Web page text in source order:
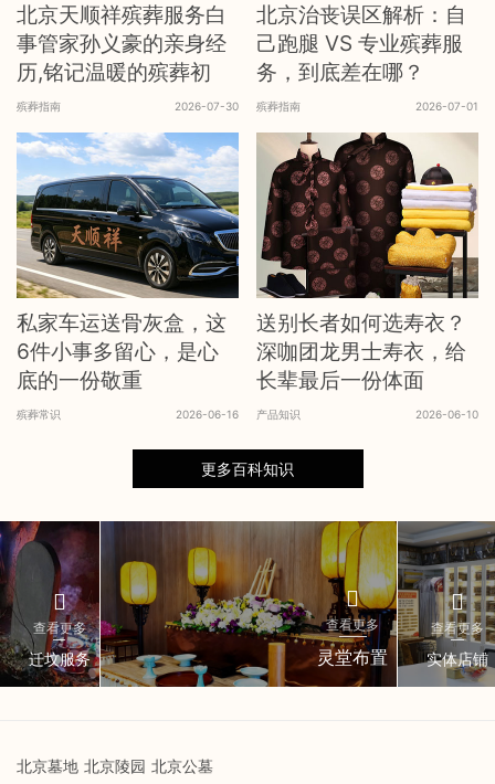
北京天顺祥殡葬服务白
事管家孙义豪的亲身经
历,铭记温暖的殡葬初
殡葬指南 2026-07-30
北京治丧误区解析：自
己跑腿 VS 专业殡葬服
务，到底差在哪？
殡葬指南 2026-07-01
私家车运送骨灰盒，这
6件小事多留心，是心
底的一份敬重
殡葬常识 2026-06-16
送别长者如何选寿衣？
深咖团龙男士寿衣，给
长辈最后一份体面
产品知识 2026-06-10
更多百科知识
查看更多
迁坟服务
查看更多
灵堂布置
查看更多
实体店铺
北京墓地 北京陵园 北京公墓